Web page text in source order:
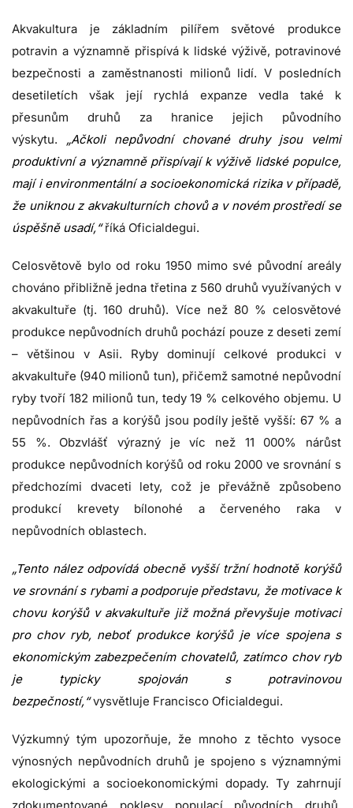
Akvakultura je základním pilířem světové produkce
potravin a významně přispívá k lidské výživě, potravinové
bezpečnosti a zaměstnanosti milionů lidí. V posledních
desetiletích však její rychlá expanze vedla také k
přesunům druhů za hranice jejich původního
výskytu.
„Ačkoli nepůvodní chované druhy jsou velmi
produktivní a významně přispívají k výživě lidské populce,
mají i environmentální a socioekonomická rizika v případě,
že uniknou z akvakulturních chovů a v novém prostředí se
úspěšně usadí,“ říká Oficialdegui.
Celosvětově bylo od roku 1950 mimo své původní areály
chováno přibližně jedna třetina z 560 druhů využívaných v
akvakultuře (tj. 160 druhů). Více než 80 % celosvětové
produkce nepůvodních druhů pochází pouze z deseti zemí
– většinou v Asii. Ryby dominují celkové produkci v
akvakultuře (940 milionů tun), přičemž samotné nepůvodní
ryby tvoří 182 milionů tun, tedy 19 % celkového objemu. U
nepůvodních řas a korýšů jsou podíly ještě vyšší: 67 % a
55 %. Obzvlášť výrazný je víc než 11 000% nárůst
produkce nepůvodních korýšů od roku 2000 ve srovnání s
předchozími dvaceti lety, což je převážně způsobeno
produkcí krevety bílonohé a červeného raka v
nepůvodních oblastech.
„Tento nález odpovídá obecně vyšší tržní hodnotě korýšů
ve srovnání s rybami a podporuje představu, že motivace k
chovu korýšů v akvakultuře již možná převyšuje motivaci
pro chov ryb, neboť produkce korýšů je více spojena s
ekonomickým zabezpečením chovatelů, zatímco chov ryb
je typicky spojován s potravinovou
bezpečností,“ vysvětluje Francisco Oficialdegui.
Výzkumný tým upozorňuje, že mnoho z těchto vysoce
výnosných nepůvodních druhů je spojeno s významnými
ekologickými a socioekonomickými dopady. Ty zahrnují